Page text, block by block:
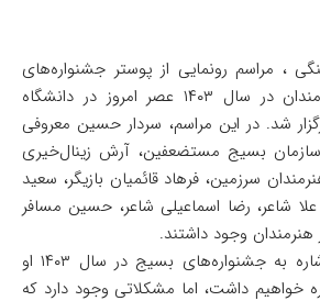
، مراسم رونمایی از پوستر جشنواره‌های
هنری-ادبی بسیج هنرمندان در سال ۱۴۰۳ عصر امروز در دانشگاه
شد. در این مراسم، سردار حسین معروفی
بسیج مستضعفین، آرش زینال‌خیری
سرزمین، فرهاد قائمیان بازیگر، سعید
شاعر، رضا اسماعیلی شاعر، حسین مسافر
هنرمندان وجود داشتند.
آرش زینال خیری با اشاره به جشنواره‌های بسیج در سال ۱۴۰۳ او
۵ جشنواره خواهیم داشت، اما مشکلاتی وجود دارد که